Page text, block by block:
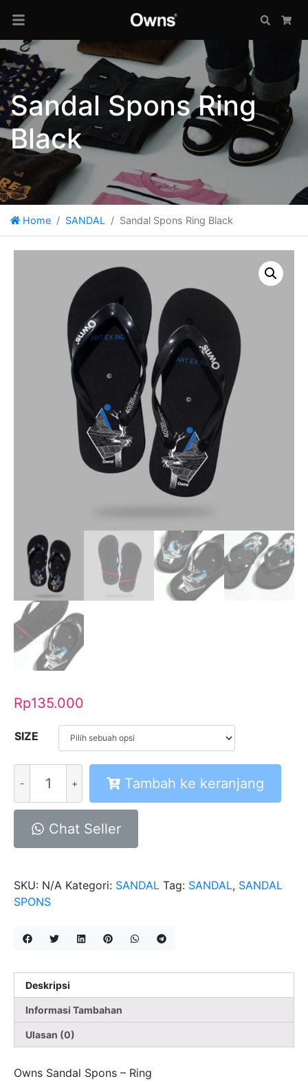
Search
Sandal Spons Ring
Black
Home SANDAL Sandal Spons Ring Black
Rp135.000
SIZE
Sandal
Spons
Ring
Black
Tambah ke keranjang
Chat Seller
SKU: N/A Kategori: SANDAL Tag: SANDAL, SANDAL
SPONS
Deskripsi
Informasi Tambahan
Ulasan (0)
Owns Sandal Spons – Ring